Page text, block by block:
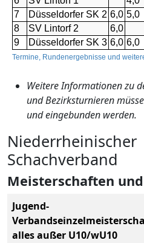
Weitere Informationen zu
und Bezirksturnieren
und eingebunden werden.
Niederrheinischer
Schachverband
Meisterschaften
Jugend-
alles außer U10/wU10